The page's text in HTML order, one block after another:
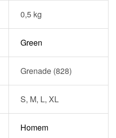
0,5 kg
Green
Grenade (828)
S, M, L, XL
Homem